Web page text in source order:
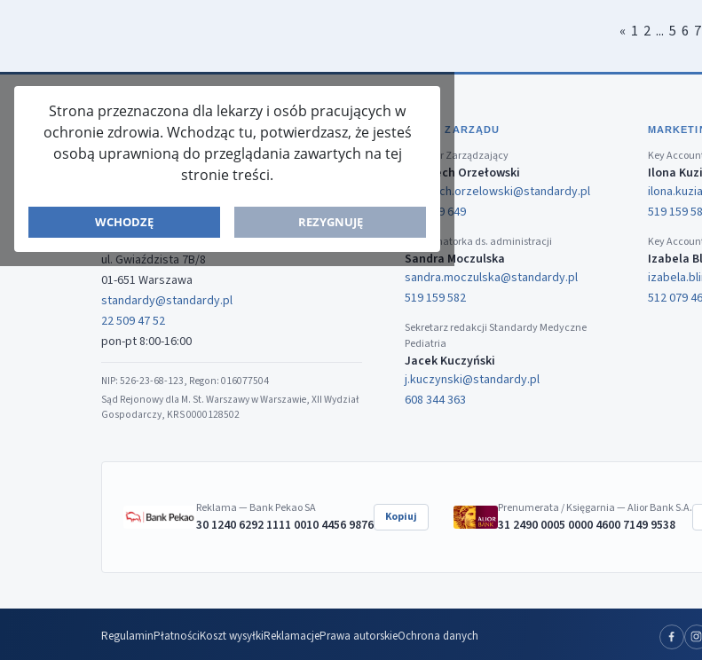
« 1 2 ... 5 6 7
Strona przeznaczona dla lekarzy i osób pracujących w
ochronie zdrowia. Wchodząc tu, potwierdzasz, że jesteś
osobą uprawnioną do przeglądania zawartych na tej
stronie treści.
WCHODZĘ REZYGNUJĘ
ISSN: 2080-5438
Media-Press Sp. z o.o.
ul. Gwiaździsta 7B/8
01-651 Warszawa
standardy@standardy.pl
22 509 47 52
pon-pt 8:00-16:00
NIP: 526-23-68-123, Regon: 016077504
Sąd Rejonowy dla M. St. Warszawy w Warszawie, XII Wydział
Gospodarczy, KRS 0000128502
BIURO ZARZĄDU
Dyrektor Zarządzający
Wojciech Orzełowski
wojciech.orzelowski@standardy.pl
519 159 649
Koordynatorka ds. administracji
Sandra Moczulska
sandra.moczulska@standardy.pl
519 159 582
Sekretarz redakcji Standardy Medyczne
Pediatria
Jacek Kuczyński
j.kuczynski@standardy.pl
608 344 363
Key
Ilona
519 159
Key
Izabela
512 079
Reklama — Bank Pekao SA
30 1240 6292 1111 0010 4456 9876 Kopiuj
Prenumerata / Księgarnia — Alior Bank S.A.
31 2490 0005 0000 4600 7149 9538
RegulaminPłatnościKoszt wysyłkiReklamacjePrawa autorskieOchrona danych